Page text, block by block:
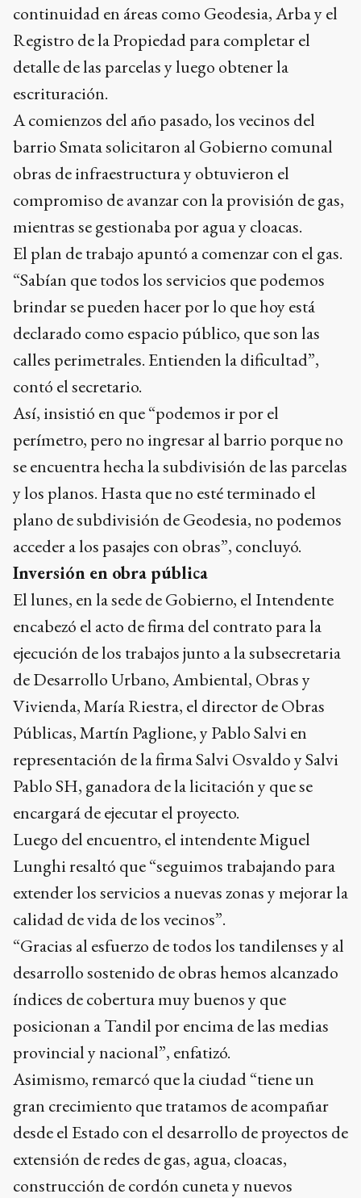
continuidad en áreas como Geodesia, Arba y el
Registro de la Propiedad para completar el
detalle de las parcelas y luego obtener la
escrituración.
A comienzos del año pasado, los vecinos del
barrio Smata solicitaron al Gobierno comunal
obras de infraestructura y obtuvieron el
compromiso de avanzar con la provisión de gas,
mientras se gestionaba por agua y cloacas.
El plan de trabajo apuntó a comenzar con el gas.
“Sabían que todos los servicios que podemos
brindar se pueden hacer por lo que hoy está
declarado como espacio público, que son las
calles perimetrales. Entienden la dificultad”,
contó el secretario.
Así, insistió en que “podemos ir por el
perímetro, pero no ingresar al barrio porque no
se encuentra hecha la subdivisión de las parcelas
y los planos. Hasta que no esté terminado el
plano de subdivisión de Geodesia, no podemos
acceder a los pasajes con obras”, concluyó.
Inversión en obra pública
El lunes, en la sede de Gobierno, el Intendente
encabezó el acto de firma del contrato para la
ejecución de los trabajos junto a la subsecretaria
de Desarrollo Urbano, Ambiental, Obras y
Vivienda, María Riestra, el director de Obras
Públicas, Martín Paglione, y Pablo Salvi en
representación de la firma Salvi Osvaldo y Salvi
Pablo SH, ganadora de la licitación y que se
encargará de ejecutar el proyecto.
Luego del encuentro, el intendente Miguel
Lunghi resaltó que “seguimos trabajando para
extender los servicios a nuevas zonas y mejorar la
calidad de vida de los vecinos”.
“Gracias al esfuerzo de todos los tandilenses y al
desarrollo sostenido de obras hemos alcanzado
índices de cobertura muy buenos y que
posicionan a Tandil por encima de las medias
provincial y nacional”, enfatizó.
Asimismo, remarcó que la ciudad “tiene un
gran crecimiento que tratamos de acompañar
desde el Estado con el desarrollo de proyectos de
extensión de redes de gas, agua, cloacas,
construcción de cordón cuneta y nuevos